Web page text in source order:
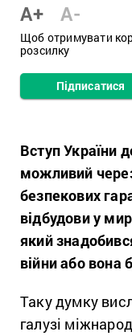
A+ A-
Щоб отримувати
розсилку
Підписатися
Вступ України
можливий
безпекових
відбудови у
який
війни або вона
Таку думку
галузі